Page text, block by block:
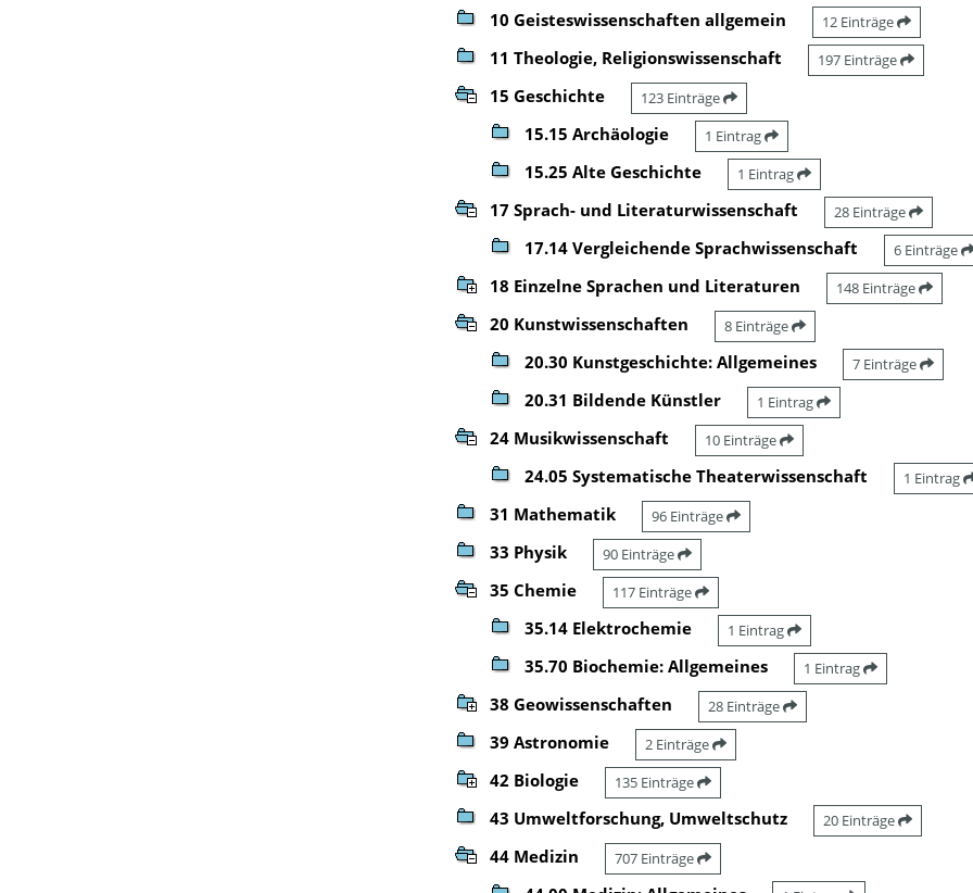
10 Geisteswissenschaften allgemein 12 Einträge
11 Theologie, Religionswissenschaft 197 Einträge
15 Geschichte 123 Einträge
15.15 Archäologie 1 Eintrag
15.25 Alte Geschichte 1 Eintrag
17 Sprach- und Literaturwissenschaft 28 Einträge
17.14 Vergleichende Sprachwissenschaft 6 Einträge
18 Einzelne Sprachen und Literaturen 148 Einträge
20 Kunstwissenschaften 8 Einträge
20.30 Kunstgeschichte: Allgemeines 7 Einträge
20.31 Bildende Künstler 1 Eintrag
24 Musikwissenschaft 10 Einträge
24.05 Systematische Theaterwissenschaft 1 Eintrag
31 Mathematik 96 Einträge
33 Physik 90 Einträge
35 Chemie 117 Einträge
35.14 Elektrochemie 1 Eintrag
35.70 Biochemie: Allgemeines 1 Eintrag
38 Geowissenschaften 28 Einträge
39 Astronomie 2 Einträge
42 Biologie 135 Einträge
43 Umweltforschung, Umweltschutz 20 Einträge
44 Medizin 707 Einträge